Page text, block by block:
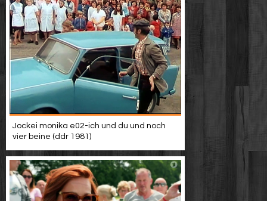
Jockei monika e02-ich und du und noch
vier beine (ddr 1981)